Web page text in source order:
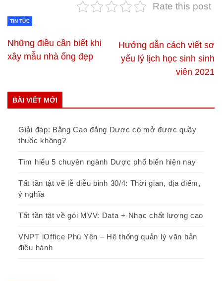
Rate this post
TIN TỨC
Những điều cần biết khi
xây mẫu nhà ống đẹp
Hướng dẫn cách viết sơ
yếu lý lịch học sinh sinh
viên 2021
BÀI VIẾT MỚI
Giải đáp: Bằng Cao đẳng Dược có mở được quầy
thuốc không?
Tìm hiểu 5 chuyên ngành Dược phổ biến hiện nay
Tất tần tật về lễ diễu binh 30/4: Thời gian, địa điểm,
ý nghĩa
Tất tần tật về gói MVV: Data + Nhạc chất lượng cao
VNPT iOffice Phú Yên – Hệ thống quản lý văn bản
điều hành